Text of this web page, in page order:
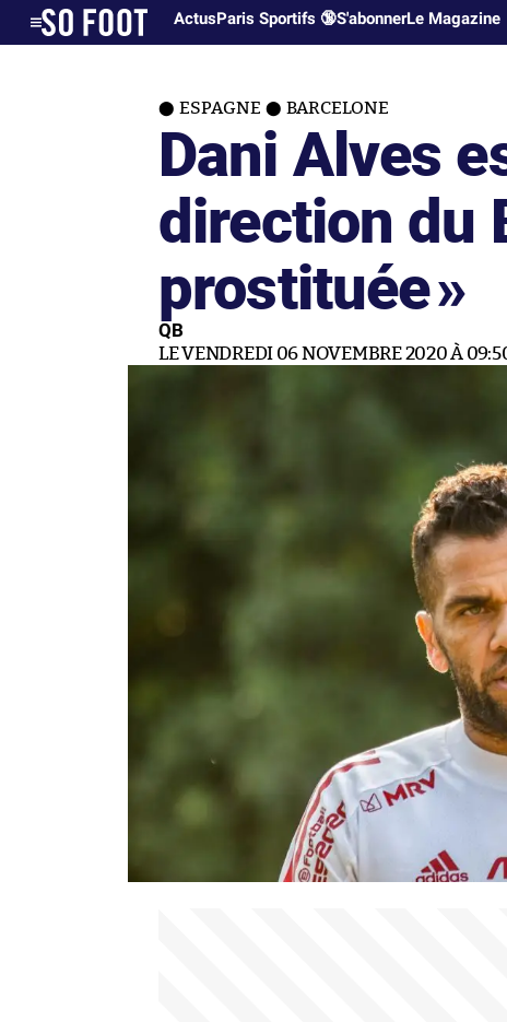
ActusParis Sportifs 🔞S'abonnerLe Magazine
ESPAGNE BARCELONE
Dani Alves
direction du
prostituée»
QB
LE VENDREDI 06 NOVEMBRE 2020 À